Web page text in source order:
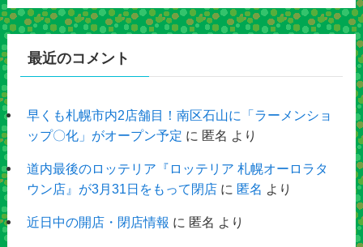
最近のコメント
早くも札幌市内2店舗目！南区石山に「ラーメンショ
ップ〇化」がオープン予定 に 匿名 より
道内最後のロッテリア『ロッテリア 札幌オーロラタ
ウン店』が3月31日をもって閉店に 匿名 より
近日中の開店・閉店情報 に 匿名 より